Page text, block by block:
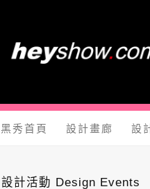
黑秀首頁 設計畫廊 設
設計活動 Design Events